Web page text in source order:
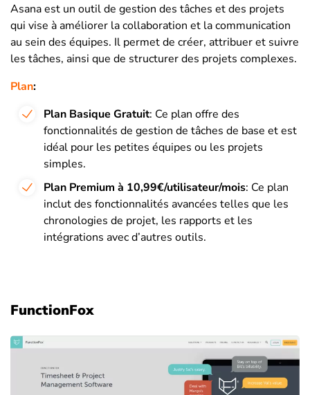
Asana est un outil de gestion des tâches et des projets
qui vise à améliorer la collaboration et la communication
au sein des équipes. Il permet de créer, attribuer et suivre
les tâches, ainsi que de structurer des projets complexes.
Plan:
Plan Basique Gratuit: Ce plan offre des
fonctionnalités de gestion de tâches de base et est
idéal pour les petites équipes ou les projets
simples.
Plan Premium à 10,99€/utilisateur/mois: Ce plan
inclut des fonctionnalités avancées telles que les
chronologies de projet, les rapports et les
intégrations avec d’autres outils.
FunctionFox